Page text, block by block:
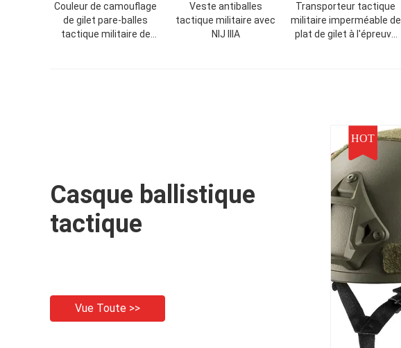
Couleur de camouflage
de gilet pare-balles
tactique militaire de
Veste antiballes
tactique militaire avec
NIJ IIIA
Transporteur tactique
militaire imperméable de
plat de gilet à l'épreuve
Casque ballistique
tactique
Vue Toute >>
HOT